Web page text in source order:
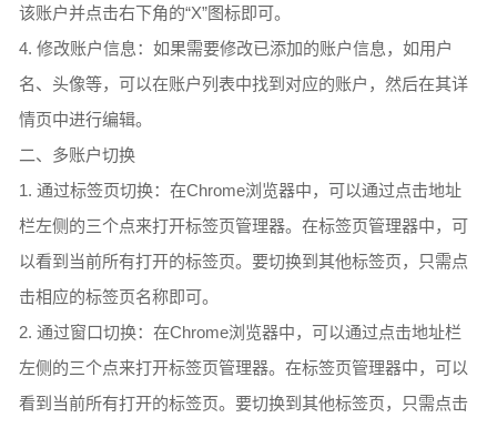
该账户并点击右下角的“X”图标即可。
4. 修改账户信息：如果需要修改已添加的账户信息，如用户
名、头像等，可以在账户列表中找到对应的账户，然后在其详
情页中进行编辑。
二、多账户切换
1. 通过标签页切换：在Chrome浏览器中，可以通过点击地址
栏左侧的三个点来打开标签页管理器。在标签页管理器中，可
以看到当前所有打开的标签页。要切换到其他标签页，只需点
击相应的标签页名称即可。
2. 通过窗口切换：在Chrome浏览器中，可以通过点击地址栏
左侧的三个点来打开标签页管理器。在标签页管理器中，可以
看到当前所有打开的标签页。要切换到其他标签页，只需点击